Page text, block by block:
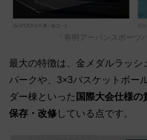
「有明アーバンスポーツ
最大の特徴は、金メダルラッシ
パークや、3×3バスケットボー
ダー棟といった 国際大会仕様の
保存・改修している点です。